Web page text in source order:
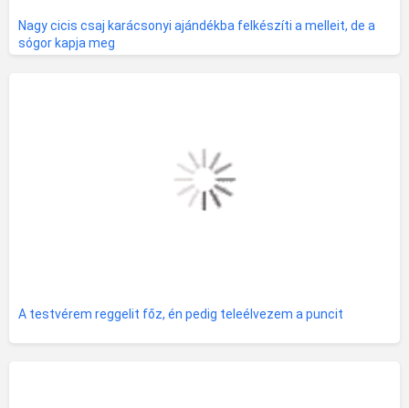
Nagy cicis csaj karácsonyi ajándékba felkészíti a melleit, de a
sógor kapja meg
A testvérem reggelit főz, én pedig teleélvezem a puncit